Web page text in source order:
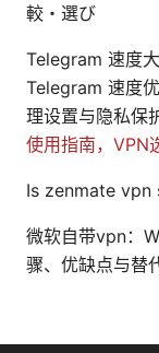
較・選び
Telegram 速度
Telegram 速度
理设置与隐私保
使用指南，VPN
Is zenmate vpn
微软自带vpn：
骤、优缺点与替